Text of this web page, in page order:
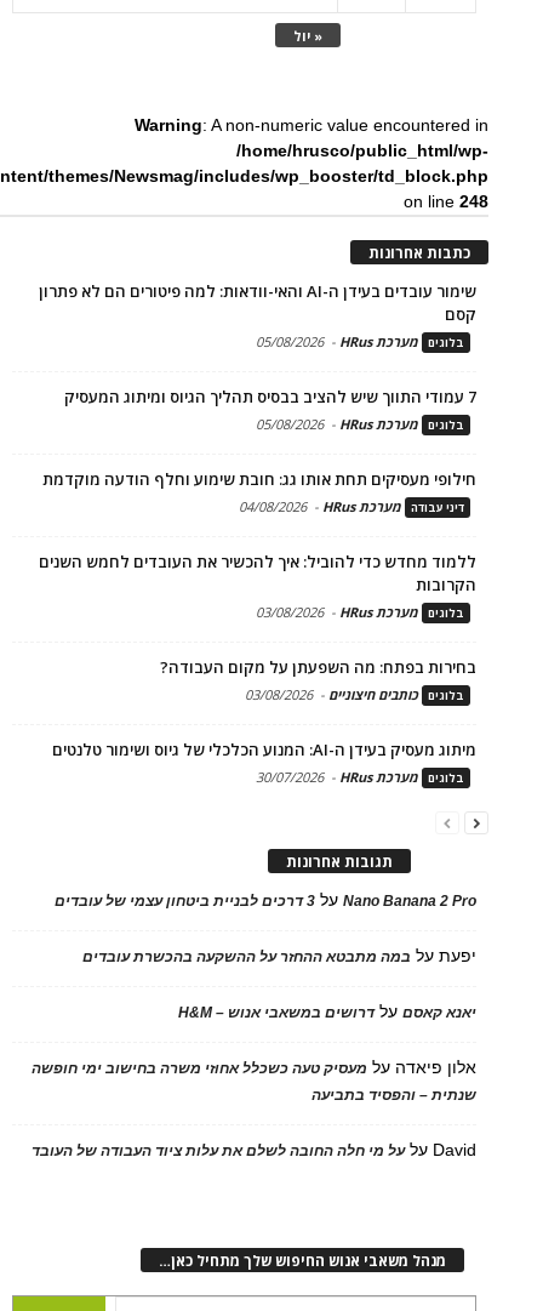
« יול
Warning: A non-numeric value encountered in
/home/hrusco/public_html/wp-
themes/Newsmag/includes/wp_booster/td_block.php
on line248
כתבות אחרונות
שימור עובדים בעידן ה-AI והאי-וודאות: למה פיטורים הם לא פתרון
קסם
בלוגים מערכת HRus -
05/08/2026
7 עמודי התווך שיש להציב בבסיס תהליך הגיוס ומיתוג המעסיק
בלוגים מערכת HRus -
05/08/2026
חילופי מעסיקים תחת אותו גג: חובת שימוע וחלף הודעה מוקדמת
דיני עבודה מערכת HRus -
04/08/2026
ללמוד מחדש כדי להוביל: איך להכשיר את העובדים לחמש השנים
הקרובות
בלוגים מערכת HRus -
03/08/2026
בחירות בפתח: מה השפעתן על מקום העבודה?
בלוגים כותבים חיצוניים -
03/08/2026
מיתוג מעסיק בעידן ה-AI: המנוע הכלכלי של גיוס ושימור טלנטים
בלוגים מערכת HRus -
30/07/2026
תגובות אחרונות
Nano Banana 2 Proעל 3 דרכים לבניית ביטחון עצמי של עובדים
יפעתעל במה מתבטא ההחזר על ההשקעה בהכשרת עובדים
יאנא קאסםעלדרושים במשאבי אנוש – H&M
אלון פיאדה על מעסיק טעה כשכלל אחוזי משרה בחישוב ימי חופשה
שנתית – והפסיד בתביעה
David עלעל מי חלה החובה לשלם את עלות ציוד העבודה של העובד
מנהל משאבי אנוש החיפוש שלך מתחיל כאן…